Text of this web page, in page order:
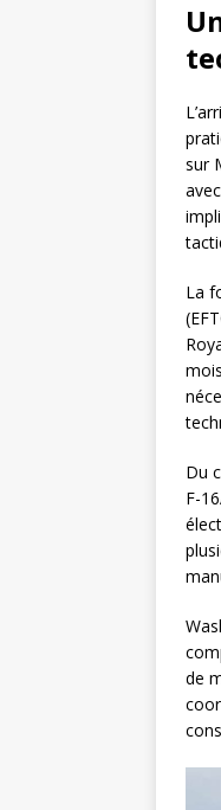
sur
La
Du
F-
de